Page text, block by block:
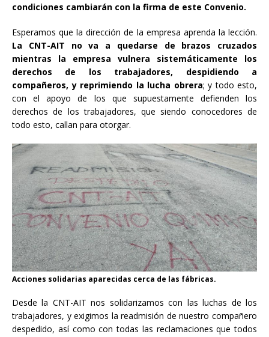
condiciones cambiarán con la firma de este Convenio.
Esperamos que la dirección de la empresa aprenda la lección.
La CNT-AIT no va a quedarse de brazos cruzados
mientras la empresa vulnera sistemáticamente los
derechos de los trabajadores, despidiendo a
compañeros, y reprimiendo la lucha obrera; y todo esto,
con el apoyo de los que supuestamente defienden los
derechos de los trabajadores, que siendo conocedores de
todo esto, callan para otorgar.
Acciones solidarias aparecidas cerca de las fábricas.
Desde la CNT-AIT nos solidarizamos con las luchas de los
trabajadores, y exigimos la readmisión de nuestro compañero
despedido, así como con todas las reclamaciones que todos